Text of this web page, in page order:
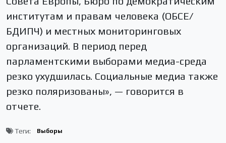
институтам и правам человека (ОБСЕ/
БДИПЧ) и местных мониторинговых
организаций. В период перед
парламентскими выборами медиа-среда
резко ухудшилась. Социальные медиа также
резко поляризованы», — говорится в
отчете.
Теги: Выборы